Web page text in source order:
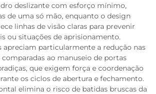
deslizante com esforço mínimo,
de uma só mão, enquanto o design
linhas de visão claras para prevenir
ou situações de aprisionamento.
apreciam particularmente a redução nas
ao manuseio de portas
que exigem força e coordenação
os ciclos de abertura e fechamento.
elimina o risco de batidas bruscas da